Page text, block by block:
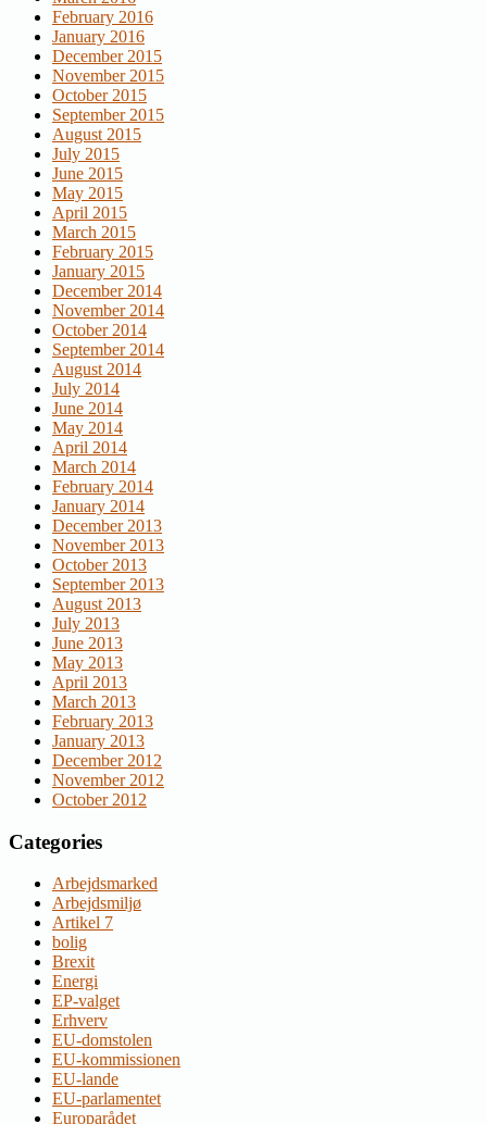
February 2016
January 2016
December 2015
November 2015
October 2015
September 2015
August 2015
July 2015
June 2015
May 2015
April 2015
March 2015
February 2015
January 2015
December 2014
November 2014
October 2014
September 2014
August 2014
July 2014
June 2014
May 2014
April 2014
March 2014
February 2014
January 2014
December 2013
November 2013
October 2013
September 2013
August 2013
July 2013
June 2013
May 2013
April 2013
March 2013
February 2013
January 2013
December 2012
November 2012
October 2012
Categories
Arbejdsmarked
Arbejdsmiljø
Artikel 7
bolig
Brexit
Energi
EP-valget
Erhverv
EU-domstolen
EU-kommissionen
EU-lande
EU-parlamentet
Europarådet